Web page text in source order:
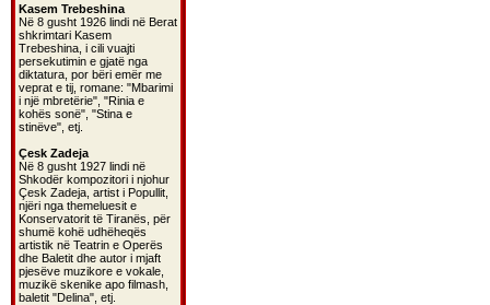
Kasem Trebeshina
Në 8 gusht 1926 lindi në Berat
shkrimtari Kasem
Trebeshina, i cili vuajti
persekutimin e gjatë nga
diktatura, por bëri emër me
veprat e tij, romane: "Mbarimi
i një mbretërie", "Rinia e
kohës sonë", "Stina e
stinëve", etj.
Çesk Zadeja
Në 8 gusht 1927 lindi në
Shkodër kompozitori i njohur
Çesk Zadeja, artist i Popullit,
njëri nga themeluesit e
Konservatorit të Tiranës, për
shumë kohë udhëheqës
artistik në Teatrin e Operës
dhe Baletit dhe autor i mjaft
pjesëve muzikore e vokale,
muzikë skenike apo filmash,
baletit "Delina", etj.